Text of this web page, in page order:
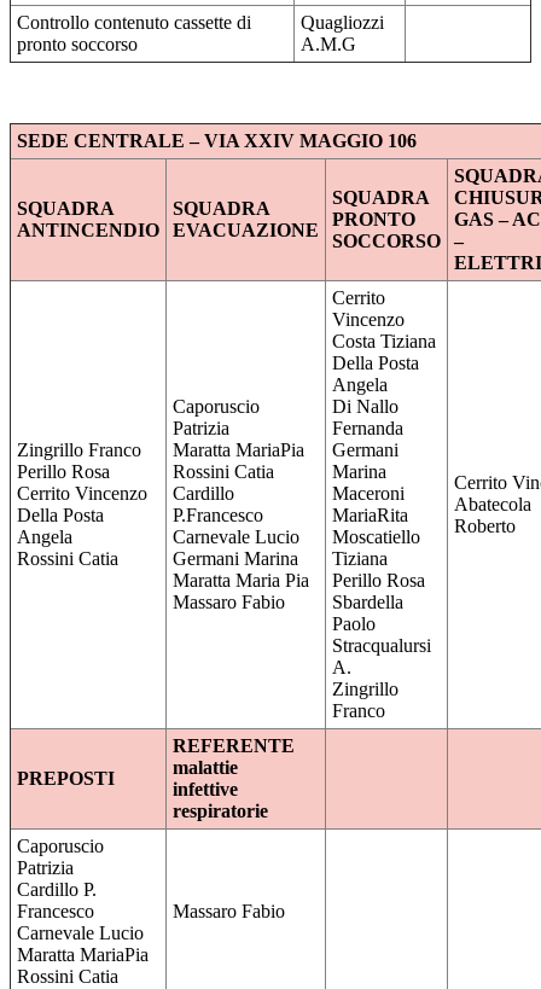
Controllo contenuto cassette di
pronto soccorso
Quagliozzi
A.M.G
SEDE CENTRALE – VIA XXIV MAGGIO 106
SQUADRA
ANTINCENDIO
SQUADRA
EVACUAZIONE
SQUADRA
PRONTO
SOCCORSO
GAS –
–
Zingrillo Franco
Perillo Rosa
Cerrito Vincenzo
Della Posta
Angela
Rossini Catia
Caporuscio
Patrizia
Maratta MariaPia
Rossini Catia
Cardillo
P.Francesco
Carnevale Lucio
Germani Marina
Maratta Maria Pia
Massaro Fabio
Cerrito
Vincenzo
Costa Tiziana
Della Posta
Angela
Di Nallo
Fernanda
Germani
Marina
Maceroni
MariaRita
Moscatiello
Tiziana
Perillo Rosa
Sbardella
Paolo
Stracqualursi
A.
Zingrillo
Franco
Cerrito
Abatecola
Roberto
PREPOSTI
REFERENTE
malattie
infettive
respiratorie
Caporuscio
Patrizia
Cardillo P.
Francesco
Carnevale Lucio
Maratta MariaPia
Rossini Catia
Massaro Fabio